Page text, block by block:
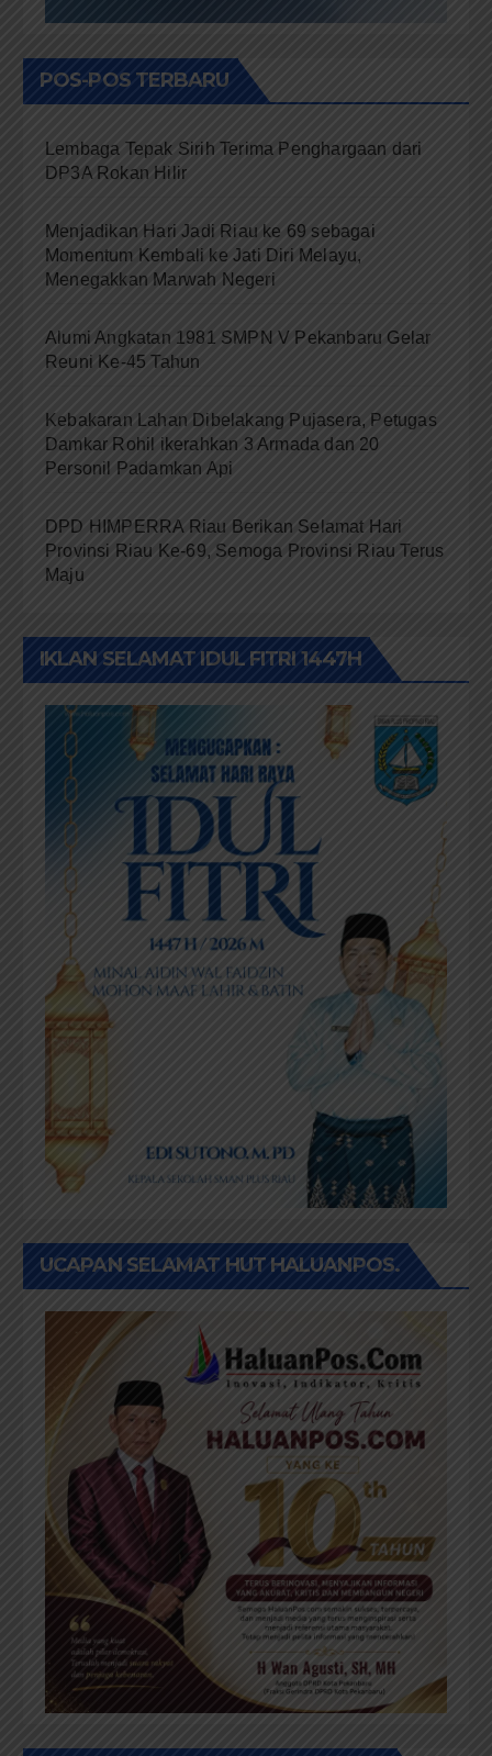
POS-POS TERBARU
Lembaga Tepak Sirih Terima Penghargaan dari
DP3A Rokan Hilir
Menjadikan Hari Jadi Riau ke 69 sebagai
Momentum Kembali ke Jati Diri Melayu,
Menegakkan Marwah Negeri
Alumi Angkatan 1981 SMPN V Pekanbaru Gelar
Reuni Ke-45 Tahun
Kebakaran Lahan Dibelakang Pujasera, Petugas
Damkar Rohil ikerahkan 3 Armada dan 20
Personil Padamkan Api
DPD HIMPERRA Riau Berikan Selamat Hari
Provinsi Riau Ke-69, Semoga Provinsi Riau Terus
Maju
IKLAN SELAMAT IDUL FITRI 1447H
UCAPAN SELAMAT HUT HALUANPOS.